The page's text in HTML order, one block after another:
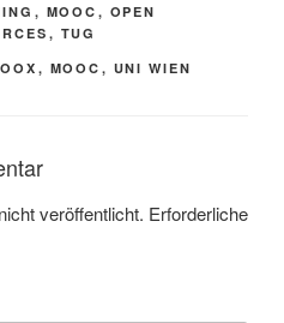
, MOOC , OPEN
, TUG
, MOOC , UNI WIEN
veröffentlicht. Erforderliche